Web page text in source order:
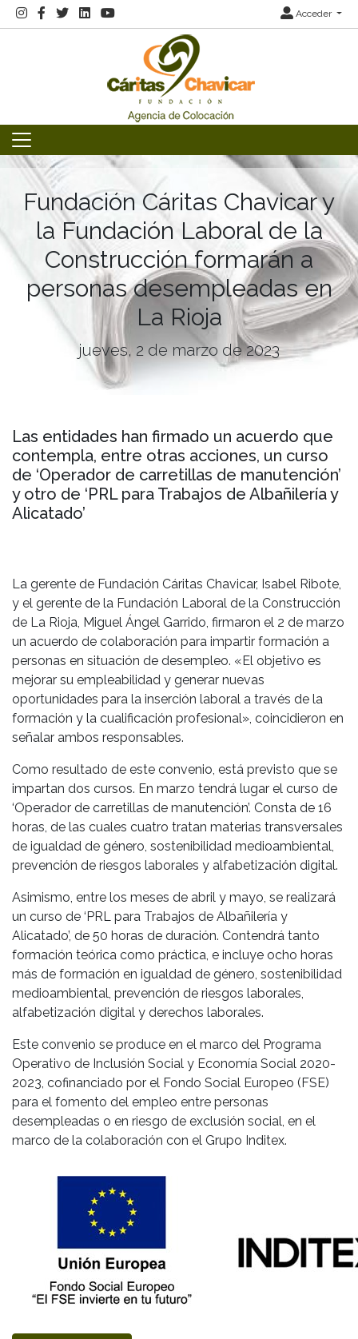
Acceder
Fundación Cáritas Chavicar y
la Fundación Laboral de la
Construcción formarán a
personas desempleadas en
La Rioja
jueves, 2 de marzo de 2023
Las entidades han firmado un acuerdo que
contempla, entre otras acciones, un curso
de ‘Operador de carretillas de manutención’
y otro de ‘PRL para Trabajos de Albañilería y
Alicatado’
La gerente de Fundación Cáritas Chavicar, Isabel Ribote,
y el gerente de la Fundación Laboral de la Construcción
de La Rioja, Miguel Ángel Garrido, firmaron el 2 de marzo
un acuerdo de colaboración para impartir formación a
personas en situación de desempleo. «El objetivo es
mejorar su empleabilidad y generar nuevas
oportunidades para la inserción laboral a través de la
formación y la cualificación profesional», coincidieron en
señalar ambos responsables.
Como resultado de este convenio, está previsto que se
impartan dos cursos. En marzo tendrá lugar el curso de
‘Operador de carretillas de manutención’. Consta de 16
horas, de las cuales cuatro tratan materias transversales
de igualdad de género, sostenibilidad medioambiental,
prevención de riesgos laborales y alfabetización digital.
Asimismo, entre los meses de abril y mayo, se realizará
un curso de ‘PRL para Trabajos de Albañilería y
Alicatado’, de 50 horas de duración. Contendrá tanto
formación teórica como práctica, e incluye ocho horas
más de formación en igualdad de género, sostenibilidad
medioambiental, prevención de riesgos laborales,
alfabetización digital y derechos laborales.
Este convenio se produce en el marco del Programa
Operativo de Inclusión Social y Economía Social 2020-
2023, cofinanciado por el Fondo Social Europeo (FSE)
para el fomento del empleo entre personas
desempleadas o en riesgo de exclusión social, en el
marco de la colaboración con el Grupo Inditex.